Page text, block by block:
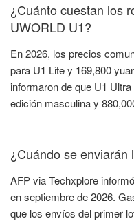
¿Cuánto cuestan los
UWORLD U1?
En 2026, los precios
para U1 Lite y 169,800
informaron de que U1
edición masculina y
¿Cuándo se enviarán
AFP via Techxplore
en septiembre de 2026.
que los envíos del primer